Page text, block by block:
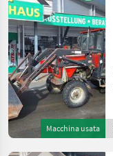
Macchina usata